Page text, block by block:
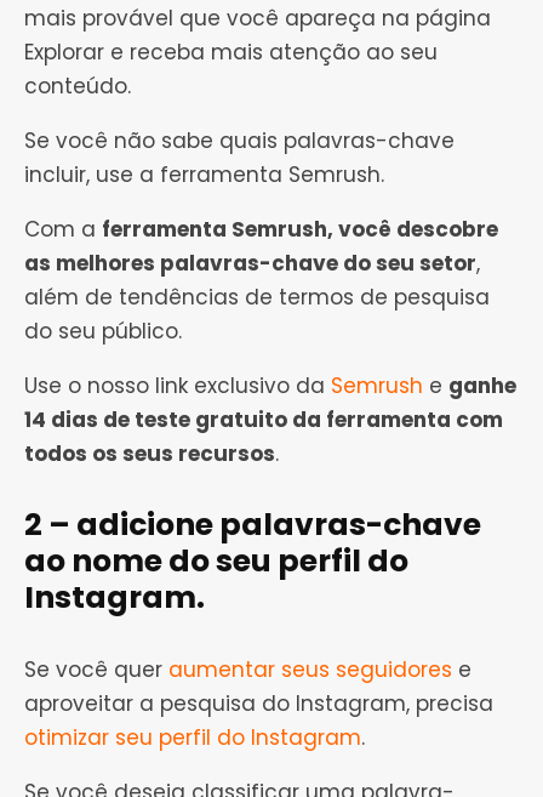
mais provável que você apareça na página
Explorar e receba mais atenção ao seu
conteúdo.
Se você não sabe quais palavras-chave
incluir, use a ferramenta Semrush.
Com a ferramenta Semrush, você descobre
as melhores palavras-chave do seu setor,
além de tendências de termos de pesquisa
do seu público.
Use o nosso link exclusivo da Semrush e ganhe
14 dias de teste gratuito da ferramenta com
todos os seus recursos.
2 – adicione palavras-chave
ao nome do seu perfil do
Instagram.
Se você quer aumentar seus seguidores e
aproveitar a pesquisa do Instagram, precisa
otimizar seu perfil do Instagram.